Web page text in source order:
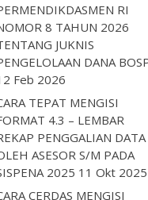
RI
8 TAHUN 2026
JUKNIS
DANA
Feb 2026
TEPAT MENGISI
4.3 – LEMBAR
PENGGALIAN DATA
ASESOR S/M PADA
2025 11 Okt 2025
CERDAS MENGISI